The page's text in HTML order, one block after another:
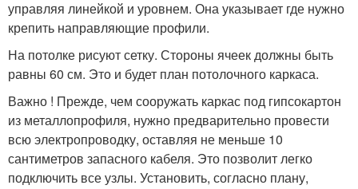
управляя линейкой и уровнем. Она указывает где нужно
крепить направляющие профили.
На потолке рисуют сетку. Стороны ячеек должны быть
равны 60 см. Это и будет план потолочного каркаса.
Важно ! Прежде, чем сооружать каркас под гипсокартон
из металлопрофиля, нужно предварительно провести
всю электропроводку, оставляя не меньше 10
сантиметров запасного кабеля. Это позволит легко
подключить все узлы. Установить, согласно плану,